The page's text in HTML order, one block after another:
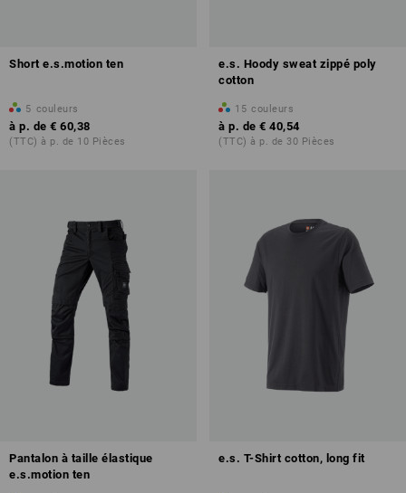
Short e.s.motion ten
5 couleurs
à p. de € 60,38
(TTC) à p. de 10 Pièces
e.s. Hoody sweat zippé poly
cotton
15 couleurs
à p. de € 40,54
(TTC) à p. de 30 Pièces
Pantalon à taille élastique
e.s.motion ten
e.s. T-Shirt cotton, long fit